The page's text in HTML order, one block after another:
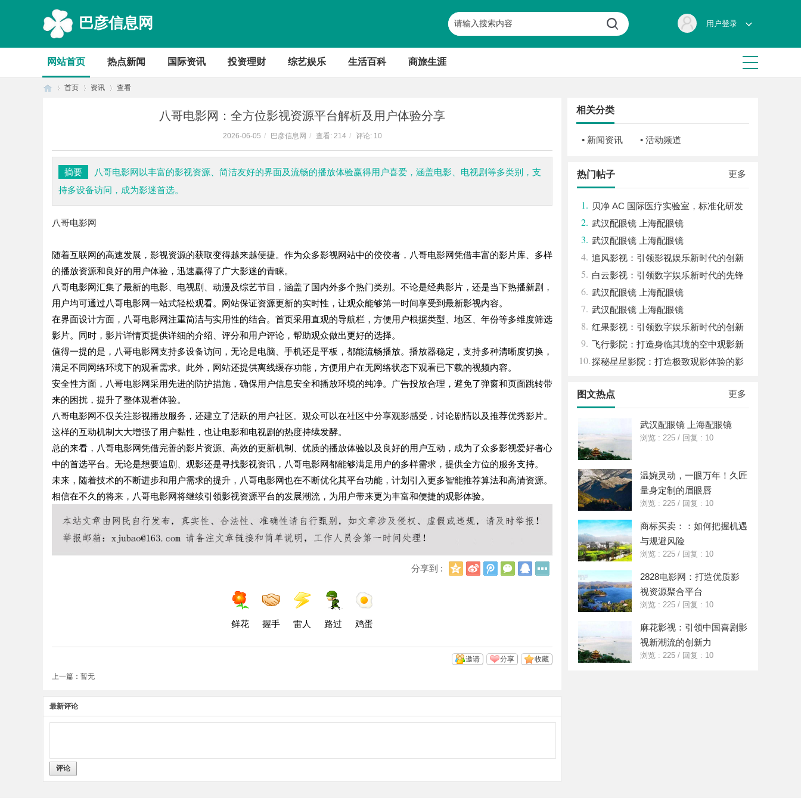
巴彦信息网 用户登录
网站首页 热点新闻 国际资讯 投资理财 综艺娱乐 生活百科 商旅生涯
首页 资讯 查看
八哥电影网：全方位影视资源平台解析及用户体验分享
2026-06-05 / 巴彦信息网 / 查看: 214 / 评论: 10
摘要
八哥电影网以丰富的影视资源、简洁友好的界面及流畅的播放体验赢得用户喜爱，涵盖电影、电视剧等多类别，支
持多设备访问，成为影迷首选。
八哥电影网
随着互联网的高速发展，影视资源的获取变得越来越便捷。作为众多影视网站中的佼佼者，八哥电影网凭借丰富的影片库、多样
的播放资源和良好的用户体验，迅速赢得了广大影迷的青睐。
八哥电影网汇集了最新的电影、电视剧、动漫及综艺节目，涵盖了国内外多个热门类别。不论是经典影片，还是当下热播新剧，
用户均可通过八哥电影网一站式轻松观看。网站保证资源更新的实时性，让观众能够第一时间享受到最新影视内容。
在界面设计方面，八哥电影网注重简洁与实用性的结合。首页采用直观的导航栏，方便用户根据类型、地区、年份等多维度筛选
影片。同时，影片详情页提供详细的介绍、评分和用户评论，帮助观众做出更好的选择。
值得一提的是，八哥电影网支持多设备访问，无论是电脑、手机还是平板，都能流畅播放。播放器稳定，支持多种清晰度切换，
满足不同网络环境下的观看需求。此外，网站还提供离线缓存功能，方便用户在无网络状态下观看已下载的视频内容。
安全性方面，八哥电影网采用先进的防护措施，确保用户信息安全和播放环境的纯净。广告投放合理，避免了弹窗和页面跳转带
来的困扰，提升了整体观看体验。
八哥电影网不仅关注影视播放服务，还建立了活跃的用户社区。观众可以在社区中分享观影感受，讨论剧情以及推荐优秀影片。
这样的互动机制大大增强了用户黏性，也让电影和电视剧的热度持续发酵。
总的来看，八哥电影网凭借完善的影片资源、高效的更新机制、优质的播放体验以及良好的用户互动，成为了众多影视爱好者心
中的首选平台。无论是想要追剧、观影还是寻找影视资讯，八哥电影网都能够满足用户的多样需求，提供全方位的服务支持。
未来，随着技术的不断进步和用户需求的提升，八哥电影网也在不断优化其平台功能，计划引入更多智能推荐算法和高清资源。
相信在不久的将来，八哥电影网将继续引领影视资源平台的发展潮流，为用户带来更为丰富和便捷的观影体验。
分享到 :
Q
新
浪
腾
讯
微
信
Q
鲜花 握手 雷人 路过 鸡蛋
收藏
分享
邀请
上一篇：暂无
最新评论
评论
相关分类
• 新闻资讯 • 活动频道
更多
热门帖子
1. 贝净 AC 国际医疗实验室，标准化研发
体系全解析
2. 武汉配眼镜 上海配眼镜
3. 武汉配眼镜 上海配眼镜
4. 追风影视：引领影视娱乐新时代的创新
平台
5. 白云影视：引领数字娱乐新时代的先锋
力量
6. 武汉配眼镜 上海配眼镜
7. 武汉配眼镜 上海配眼镜
8. 红果影视：引领数字娱乐新时代的创新
力量
9. 飞行影院：打造身临其境的空中观影新
体验
10.探秘星星影院：打造极致观影体验的影
更多
图文热点
武汉配眼镜 上海配眼镜
浏览 : 225 / 回复 : 10
温婉灵动，一眼万年！久匠
量身定制的眉眼唇
浏览 : 225 / 回复 : 10
商标买卖：：如何把握机遇
与规避风险
浏览 : 225 / 回复 : 10
2828电影网：打造优质影
视资源聚合平台
浏览 : 225 / 回复 : 10
麻花影视：引领中国喜剧影
视新潮流的创新力
浏览 : 225 / 回复 : 10